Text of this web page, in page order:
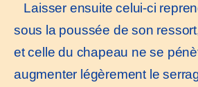
Laisser ensuite celui-ci
sous la poussée de son
et celle du chapeau ne se
augmenter légèrement le